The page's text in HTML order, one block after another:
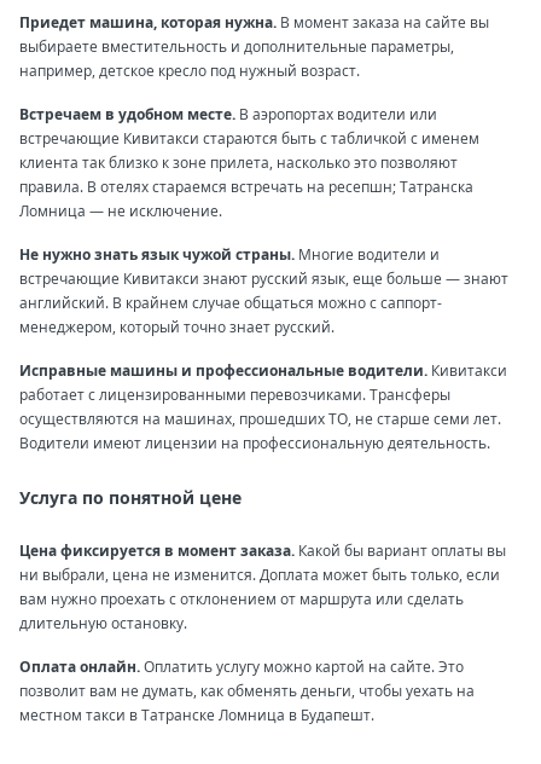
Приедет машина, которая нужна. В момент заказа на сайте вы
выбираете вместительность и дополнительные параметры,
например, детское кресло под нужный возраст.
Встречаем в удобном месте. В аэропортах водители или
встречающие Кивитакси стараются быть с табличкой с именем
клиента так близко к зоне прилета, насколько это позволяют
правила. В отелях стараемся встречать на ресепшн; Татранска
Ломница — не исключение.
Не нужно знать язык чужой страны. Многие водители и
встречающие Кивитакси знают русский язык, еще больше — знают
английский. В крайнем случае общаться можно с саппорт-
менеджером, который точно знает русский.
Исправные машины и профессиональные водители. Кивитакси
работает с лицензированными перевозчиками. Трансферы
осуществляются на машинах, прошедших ТО, не старше семи лет.
Водители имеют лицензии на профессиональную деятельность.
Услуга по понятной цене
Цена фиксируется в момент заказа. Какой бы вариант оплаты вы
ни выбрали, цена не изменится. Доплата может быть только, если
вам нужно проехать с отклонением от маршрута или сделать
длительную остановку.
Оплата онлайн.Оплатить услугу можно картой на сайте. Это
позволит вам не думать, как обменять деньги, чтобы уехать на
местном такси в Татранске Ломница в Будапешт.